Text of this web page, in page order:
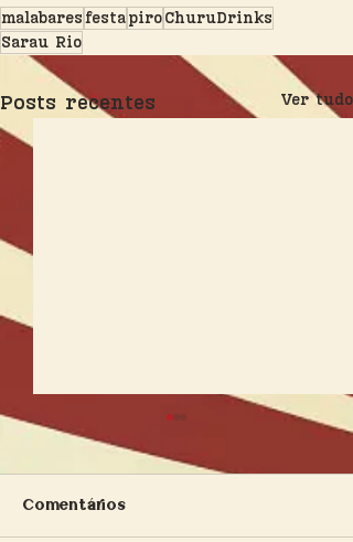
malabaresfestapiroChuruDrinks
Sarau Rio
Posts recentes Ver tudo
Comentários